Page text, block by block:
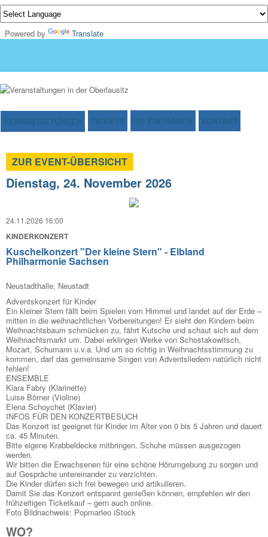
Powered by Translate
VERANSTALTUNGEN TICKETS SO EINTRAGEN KONTAKT
ZUR EVENT-ÜBERSICHT
Dienstag, 24. November 2026
24.11.2026 16:00
KINDERKONZERT
Kuschelkonzert "Der kleine Stern" - Elbland
Philharmonie Sachsen
Neustadthalle, Neustadt
Adventskonzert für Kinder
Ein kleiner Stern fällt beim Spielen vom Himmel und landet auf der Erde –
mitten in die weihnachtlichen Vorbereitungen! Er sieht den Kindern beim
Weihnachtsbaum schmücken zu, fährt Kutsche und schaut sich auf dem
Weihnachtsmarkt um. Dabei erklingen Werke von Schostakowitsch,
Mozart, Schumann u.v.a. Und um so richtig in Weihnachtsstimmung zu
kommen, darf das gemeinsame Singen von Adventsliedern natürlich nicht
fehlen!
ENSEMBLE
Klara Fabry (Klarinette)
Luise Börner (Violine)
Elena Schoychet (Klavier)
INFOS FÜR DEN KONZERTBESUCH
Das Konzert ist geeignet für Kinder im Alter von 0 bis 5 Jahren und dauert
ca. 45 Minuten.
Bitte eigene Krabbeldecke mitbringen. Schuhe müssen ausgezogen
werden.
Wir bitten die Erwachsenen für eine schöne Hörumgebung zu sorgen und
auf Gespräche untereinander zu verzichten.
Die Kinder dürfen sich frei bewegen und artikulieren.
Damit Sie das Konzert entspannt genießen können, empfehlen wir den
frühzeitigen Ticketkauf – gern auch online.
Foto Bildnachweis: Popmarleo iStock
WO?